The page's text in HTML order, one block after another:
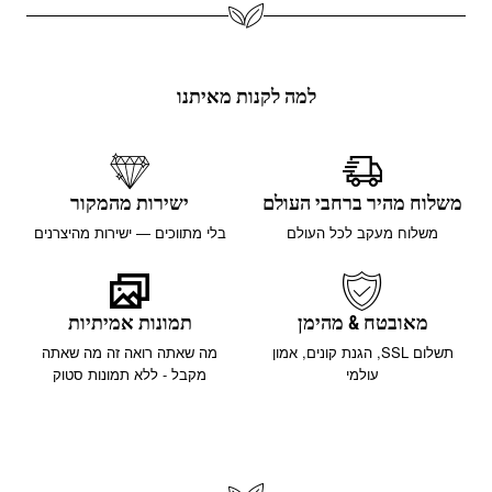
למה לקנות מאיתנו
משלוח מהיר ברחבי העולם
משלוח מעקב לכל העולם
ישירות מהמקור
בלי מתווכים — ישירות מהיצרנים
מאובטח & מהימן
תשלום SSL, הגנת קונים, אמון
עולמי
תמונות אמיתיות
מה שאתה רואה זה מה שאתה
מקבל - ללא תמונות סטוק